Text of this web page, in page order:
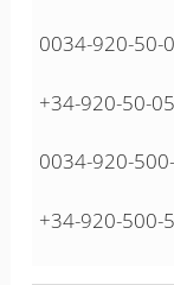
0034-920-50-
+34-920-50-
0034-920-
+34-920-500-